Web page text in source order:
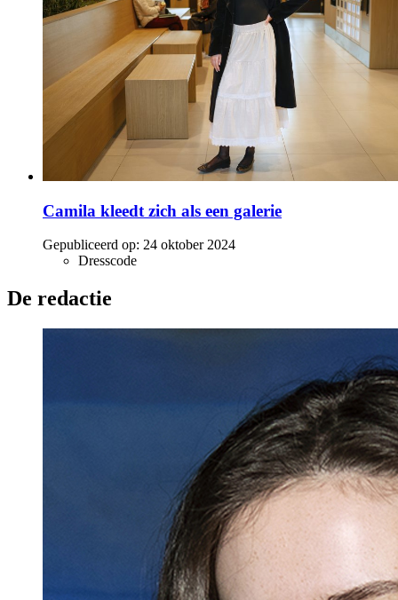
Camila kleedt zich als een galerie
Gepubliceerd op: 24 oktober 2024
Dresscode
De redactie